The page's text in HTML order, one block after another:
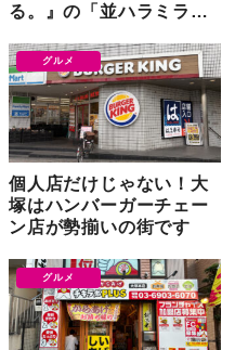
る。』の「並ハラミラン
グルメ
個人店だけじゃない！大
塚はハンバーガーチェー
ン店が勢揃いの街です
グルメ